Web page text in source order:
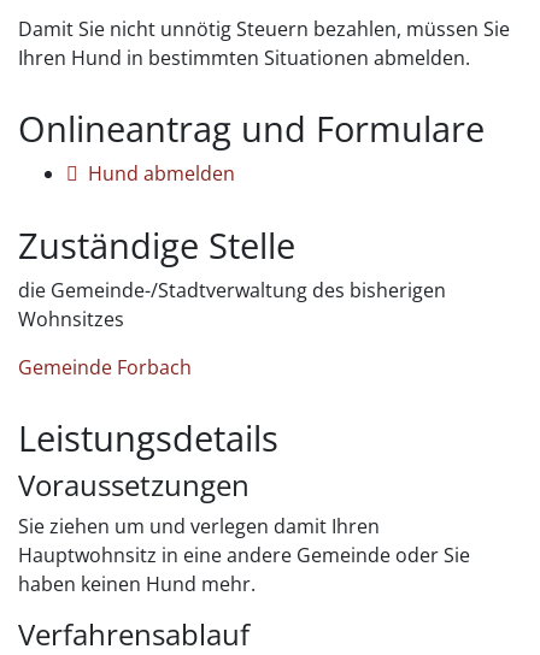
Damit Sie nicht unnötig Steuern bezahlen, müssen Sie
Ihren Hund in bestimmten Situationen abmelden.
Onlineantrag und Formulare
Hund abmelden
Zuständige Stelle
die Gemeinde-/Stadtverwaltung des bisherigen
Wohnsitzes
Gemeinde Forbach
Leistungsdetails
Voraussetzungen
Sie ziehen um und verlegen damit Ihren
Hauptwohnsitz in eine andere Gemeinde oder Sie
haben keinen Hund mehr.
Verfahrensablauf